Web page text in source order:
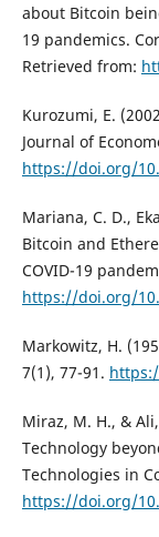
about Bitcoin
19 pandemics.
Retrieved from:
Kurozumi, E.
Journal of
https://doi.org/
Mariana, C. D.,
Bitcoin and
COVID-19
https://doi.org/
Markowitz, H.
7(1), 77-91.
Miraz, M. H., &
Technology
Technologies in
https://doi.org/